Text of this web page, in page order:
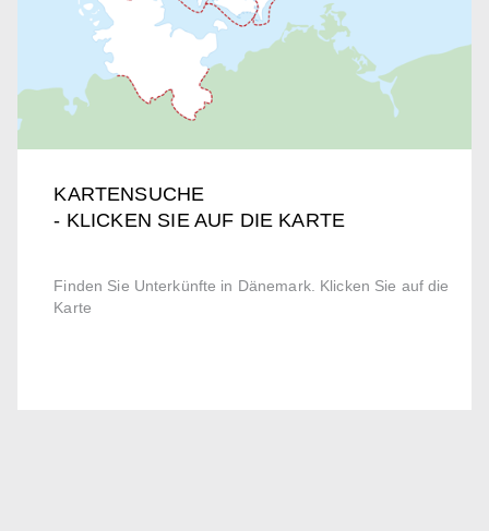
KARTENSUCHE
- KLICKEN SIE AUF DIE KARTE
Finden Sie Unterkünfte in Dänemark. Klicken Sie auf die
Karte